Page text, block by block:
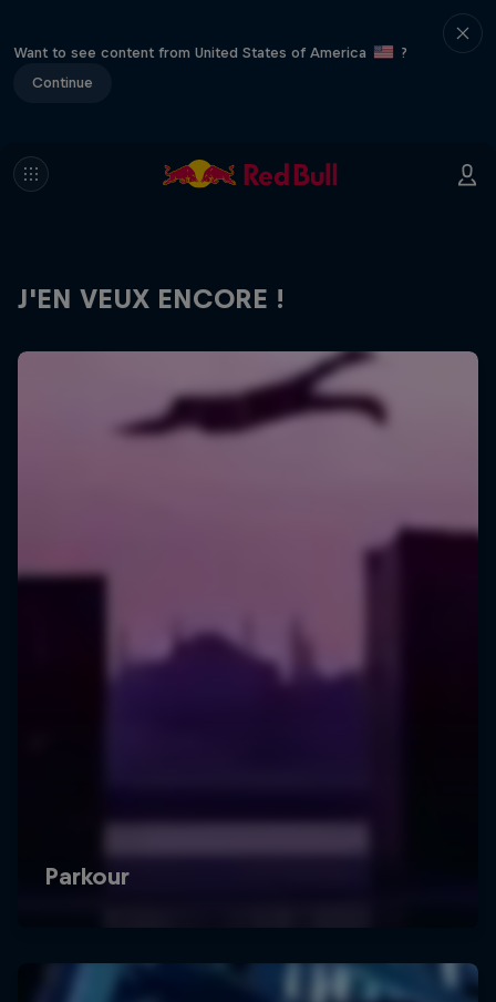
Want to see content from United States of America
?
Continue
J'EN VEUX ENCORE !